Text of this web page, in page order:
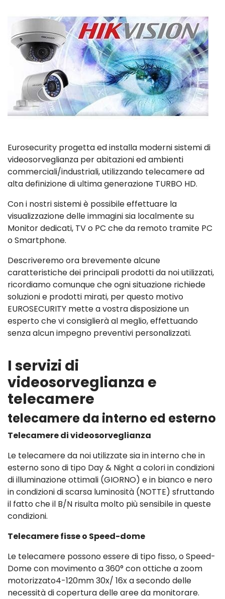
Eurosecurity progetta ed installa moderni sistemi di
videosorveglianza per abitazioni ed ambienti
commerciali/industriali, utilizzando telecamere ad
alta definizione di ultima generazione TURBO HD.
Con i nostri sistemi è possibile effettuare la
visualizzazione delle immagini sia localmente su
Monitor dedicati, TV o PC che da remoto tramite PC
o Smartphone.
Descriveremo ora brevemente alcune
caratteristiche dei principali prodotti da noi utilizzati,
ricordiamo comunque che ogni situazione richiede
soluzioni e prodotti mirati, per questo motivo
EUROSECURITY mette a vostra disposizione un
esperto che vi consiglierà al meglio, effettuando
senza alcun impegno preventivi personalizzati.
I servizi di
videosorveglianza e
telecamere
telecamere da interno ed esterno
Telecamere di videosorveglianza
Le telecamere da noi utilizzate sia in interno che in
esterno sono di tipo Day & Night a colori in condizioni
di illuminazione ottimali (GIORNO) e in bianco e nero
in condizioni di scarsa luminosità (NOTTE) sfruttando
il fatto che il B/N risulta molto più sensibile in queste
condizioni.
Telecamere fisse o Speed-dome
Le telecamere possono essere di tipo fisso, o Speed-
Dome con movimento a 360° con ottiche a zoom
motorizzato4-120mm 30x/ 16x a secondo delle
necessità di copertura delle aree da monitorare.